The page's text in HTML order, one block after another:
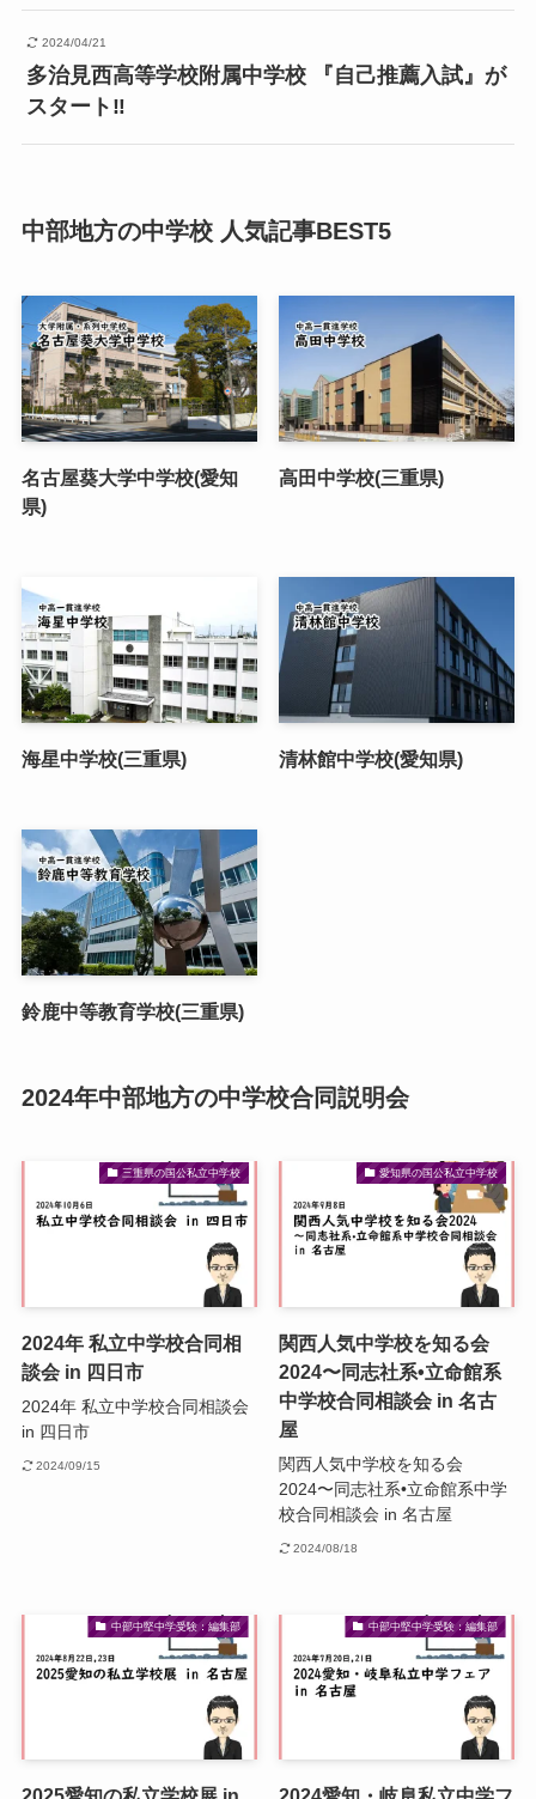
2024/04/21
多治見西高等学校附属中学校 『自己推薦入試』が
スタート‼
中部地方の中学校 人気記事BEST5
名古屋葵大学中学校(愛知
県)
高田中学校(三重県)
海星中学校(三重県) 清林館中学校(愛知県)
鈴鹿中等教育学校(三重県)
2024年中部地方の中学校合同説明会
三重県の国公私立中学校
2024年 私立中学校合同相
談会 in 四日市
2024年 私立中学校合同相談会
in 四日市
2024/09/15
愛知県の国公私立中学校
関西人気中学校を知る会
2024〜同志社系•立命館系
中学校合同相談会 in 名古
屋
関西人気中学校を知る会
2024〜同志社系•立命館系中学
校合同相談会 in 名古屋
2024/08/18
中部中堅中学受験：編集部 中部中堅中学受験：編集部